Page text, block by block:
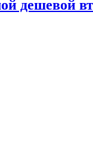
дешевой